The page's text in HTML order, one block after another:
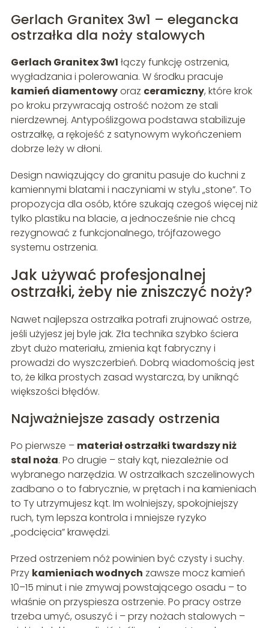
Gerlach Granitex 3w1 – elegancka
ostrzałka dla noży stalowych
Gerlach Granitex 3w1 łączy funkcję ostrzenia,
wygładzania i polerowania. W środku pracuje
kamień diamentowyoraz ceramiczny, które krok
po kroku przywracają ostrość nożom ze stali
nierdzewnej. Antypoślizgowa podstawa stabilizuje
ostrzałkę, a rękojeść z satynowym wykończeniem
dobrze leży w dłoni.
Design nawiązujący do granitu pasuje do kuchni z
kamiennymi blatami i naczyniami w stylu „stone”. To
propozycja dla osób, które szukają czegoś więcej niż
tylko plastiku na blacie, a jednocześnie nie chcą
rezygnować z funkcjonalnego, trójfazowego
systemu ostrzenia.
Jak używać profesjonalnej
ostrzałki, żeby nie zniszczyć noży?
Nawet najlepsza ostrzałka potrafi zrujnować ostrze,
jeśli użyjesz jej byle jak. Zła technika szybko ściera
zbyt dużo materiału, zmienia kąt fabryczny i
prowadzi do wyszczerbień. Dobrą wiadomością jest
to, że kilka prostych zasad wystarcza, by uniknąć
większości błędów.
Najważniejsze zasady ostrzenia
Po pierwsze – materiał ostrzałki twardszy niż
stal noża. Po drugie – stały kąt, niezależnie od
wybranego narzędzia. W ostrzałkach szczelinowych
zadbano o to fabrycznie, w prętach i na kamieniach
to Ty utrzymujesz kąt. Im wolniejszy, spokojniejszy
ruch, tym lepsza kontrola i mniejsze ryzyko
„podcięcia” krawędzi.
Przed ostrzeniem nóż powinien być czysty i suchy.
Przy kamieniach wodnych zawsze mocz kamień
10–15 minut i nie zmywaj powstającego osadu – to
właśnie on przyspiesza ostrzenie. Po pracy ostrze
trzeba umyć, osuszyć i – przy nożach stalowych –